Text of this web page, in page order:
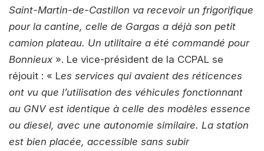
Saint-Martin-de-Castillon va recevoir un frigorifique
pour la cantine, celle de Gargas a déjà son petit
camion plateau. Un utilitaire a été commandé pour
Bonnieux ». Le vice-président de la CCPAL se
réjouit : « Les services qui avaient des réticences
ont vu que l’utilisation des véhicules fonctionnant
au GNV est identique à celle des modèles essence
ou diesel, avec une autonomie similaire. La station
est bien placée, accessible sans subir